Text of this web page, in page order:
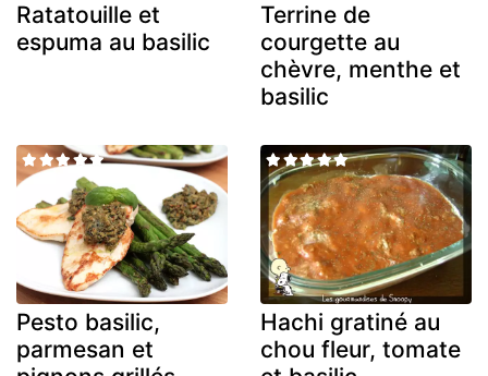
Ratatouille et
espuma au basilic
Terrine de
courgette au
chèvre, menthe et
basilic
Pesto basilic,
parmesan et
Hachi gratiné au
chou fleur, tomate